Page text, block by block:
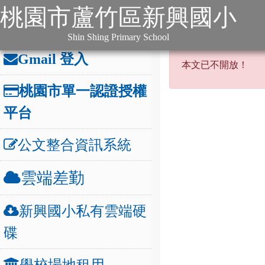
跳到主要內容
網站導覽
桃園市蘆竹區新興國小
Shin Shing Primary School
本站消息 分月文
本文已不
本文已不開放！
:::
辦公連結
Gmail 登入
桃園市單一認證授權
平台
公文整合資訊系統
雲端差勤
新興國小私有雲端硬
碟